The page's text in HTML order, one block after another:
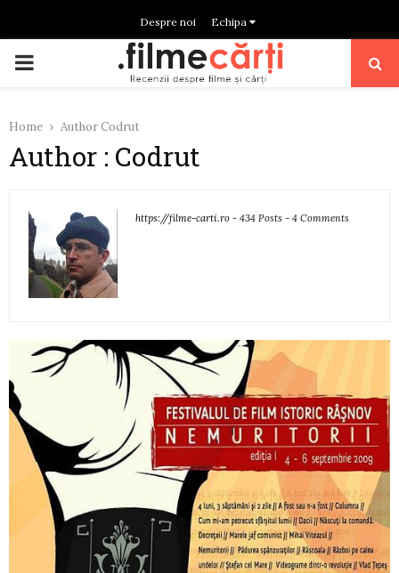
Despre noi Echipa
PRIMARY
Home AuthorCodrut
Author : Codrut
https://filme-carti.ro - 434 Posts - 4 Comments